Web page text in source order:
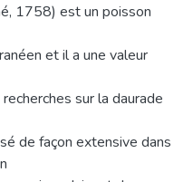
1758) est un poisson
et il a une valeur
sur la daurade
de façon extensive dans